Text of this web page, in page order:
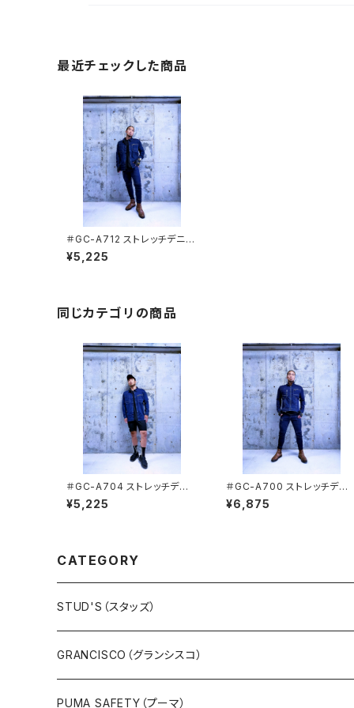
最近チェックした商品
＃GC-A712 ストレッチデニム
カーゴ GRANCISCO[グラン
シスコ]
¥5,225
同じカテゴリの商品
＃GC-A704 ストレッチデニ
ムシャツ GRANCISCO[グラ
ンシスコ]
¥5,225
＃GC-A700 ストレッチデニ
ムジャケット GRANCISCO
[グランシスコ]
¥6,875
CATEGORY
STUD'S（スタッズ）
GRANCISCO（グランシスコ）
PUMA SAFETY（プーマ）